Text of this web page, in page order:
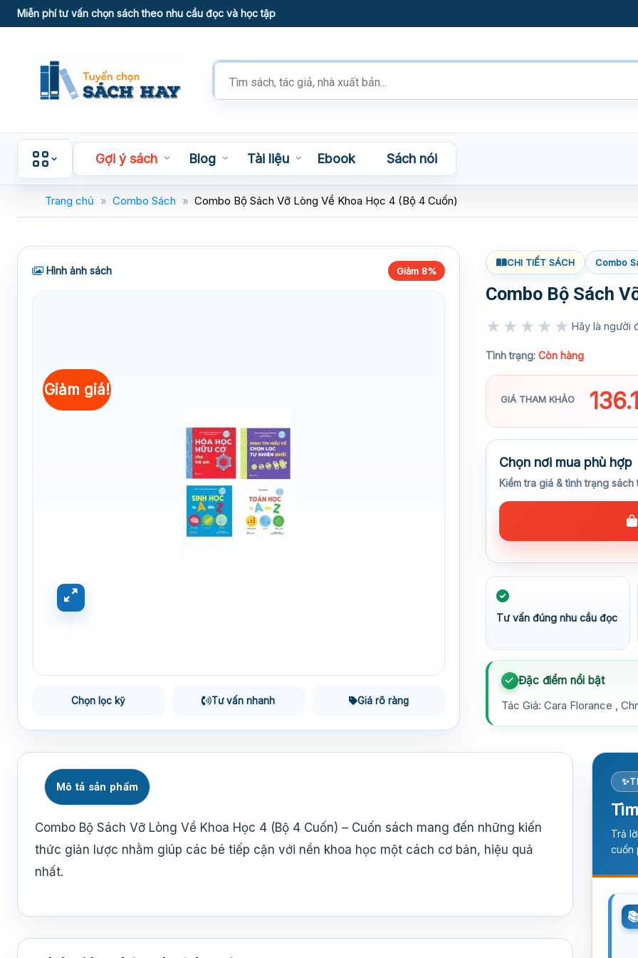
Skip
to
Miễn phí tư vấn chọn sách theo nhu cầu đọc và học tập
Tìm
kiếm
phẩm
Gợi ý sách Blog Tài liệu Ebook Sách nói
Trang chủ » Combo Sách » Combo Bộ Sách Vỡ Lòng Về Khoa Học 4 (Bộ 4 Cuốn)
Hình ảnh sách Giảm 8%
Giảm giá!
Chọn lọc kỹ Tư vấn nhanh Giá rõ ràng
CHI TIẾT SÁCH Combo
Combo Bộ Sách
★★★★★ Hãy là người
Tình trạng: Còn hàng
GIÁ THAM KHẢO
Chọn nơi mua phù hợp
Kiểm tra giá & tình trạng
Tư vấn đúng nhu cầu đọc
Đặc điểm nổi bật
Tác Giả: Cara Florance ,
Mô tả sản phẩm
Combo Bộ Sách Vỡ Lòng Về Khoa Học 4 (Bộ 4 Cuốn) – Cuốn sách mang đến những kiến
thức giản lược nhằm giúp các bé tiếp cận với nền khoa học một cách cơ bản, hiệu quả
nhất.
Trả
cuốn